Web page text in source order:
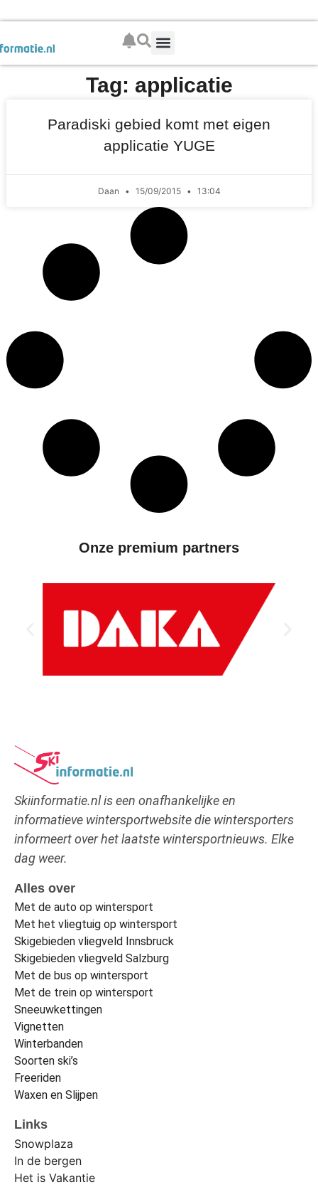
Tag: applicatie
Paradiski gebied komt met eigen
applicatie YUGE
Daan 15/09/2015 13:04
Onze premium partners
Skiinformatie.nl is een onafhankelijke en
informatieve wintersportwebsite die wintersporters
informeert over het laatste wintersportnieuws. Elke
dag weer.
Alles over
Met de auto op wintersport
Met het vliegtuig op wintersport
Skigebieden vliegveld Innsbruck
Skigebieden vliegveld Salzburg
Met de bus op wintersport
Met de trein op wintersport
Sneeuwkettingen
Vignetten
Winterbanden
Soorten ski’s
Freeriden
Waxen en Slijpen
Links
Snowplaza
In de bergen
Het is Vakantie